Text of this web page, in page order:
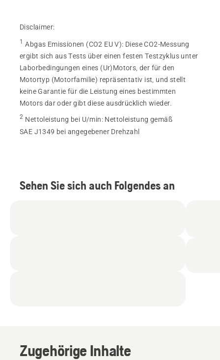
Disclaimer:
1 Abgas Emissionen (CO2 EU V): Diese CO2-Messung
ergibt sich aus Tests über einen festen Testzyklus unter
Laborbedingungen eines (Ur)Motors, der für den
Motortyp (Motorfamilie) repräsentativ ist, und stellt
keine Garantie für die Leistung eines bestimmten
Motors dar oder gibt diese ausdrücklich wieder.
2 Nettoleistung bei U/min: Nettoleistung gemäß
SAE J1349 bei angegebener Drehzahl
Sehen Sie sich auch Folgendes an
Zugehörige Inhalte